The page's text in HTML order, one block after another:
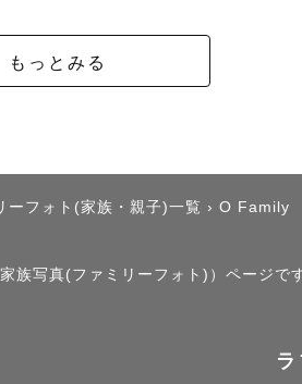
せにて伺います♪
ぎの方は事前にお知らせくだ
もっとみる
ーフォト(家族・親子)一覧 › O Family
族写真(ファミリーフォト)）ページで